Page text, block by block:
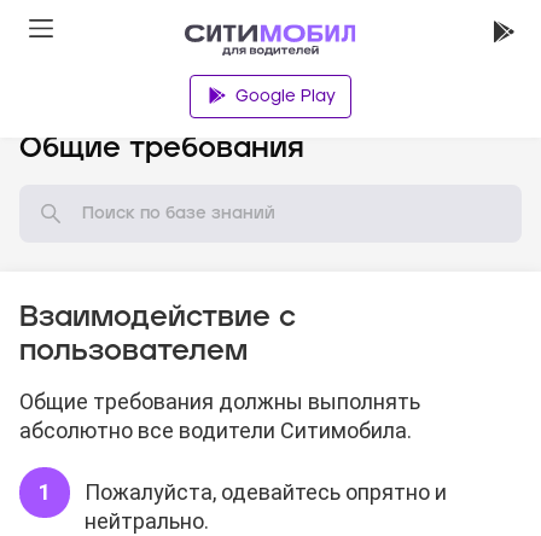
Google Play
Общие требования
Взаимодействие с
пользователем
Общие требования должны выполнять
абсолютно все водители Ситимобила.
Пожалуйста, одевайтесь опрятно и
нейтрально.